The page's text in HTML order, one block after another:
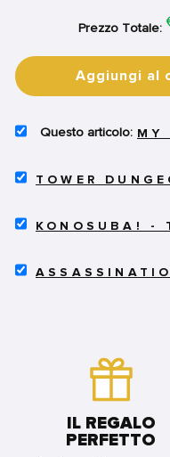
Prezzo Totale:
Aggiungi al
SELECT
HERO
BUNDLE
MY
SELECT
VOL.1
TOWER
SELECT
THIS
KONOSUBA! -
SELECT
RISTAMPA
IL REGALO
PERFETTO